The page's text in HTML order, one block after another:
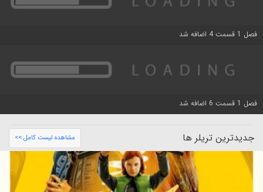
فصل 1 قسمت 4 اضافه شد
فصل 1 قسمت 6 اضافه شد
جدیدترین تریلر ها مشاهده لیست کامل >>